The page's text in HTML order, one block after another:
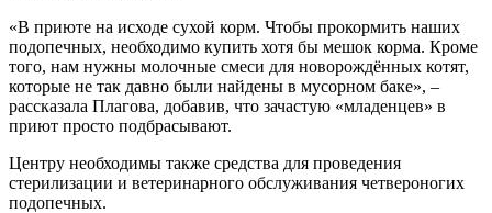
«В приюте на исходе сухой корм. Чтобы прокормить наших
подопечных, необходимо купить хотя бы мешок корма. Кроме
того, нам нужны молочные смеси для новорождённых котят,
которые не так давно были найдены в мусорном баке», –
рассказала Плагова, добавив, что зачастую «младенцев» в
приют просто подбрасывают.
Центру необходимы также средства для проведения
стерилизации и ветеринарного обслуживания четвероногих
подопечных.